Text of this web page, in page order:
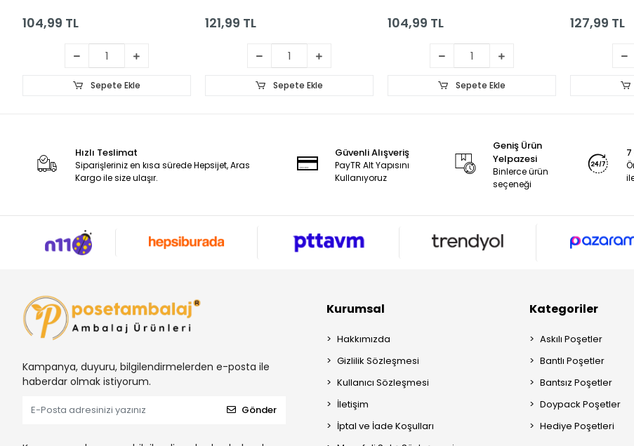
104,99 TL
Sepete Ekle
121,99 TL
Sepete Ekle
104,99 TL
Sepete Ekle
127,99 TL
Hızlı Teslimat
Siparişleriniz en kısa sürede Hepsijet, Aras
Kargo ile size ulaşır.
Güvenli Alışveriş
PayTR Alt Yapısını
Kullanıyoruz
Geniş Ürün
Yelpazesi
Binlerce ürün
seçeneği
Kampanya, duyuru, bilgilendirmelerden e-posta ile
haberdar olmak istiyorum.
Gönder
Kurumsal
Hakkımızda
Gizlilik Sözleşmesi
Kullanıcı Sözleşmesi
İletişim
İptal ve İade Koşulları
Kategoriler
Askılı Poşetler
Bantlı Poşetler
Bantsız Poşetler
Doypack Poşetler
Hediye Poşetleri